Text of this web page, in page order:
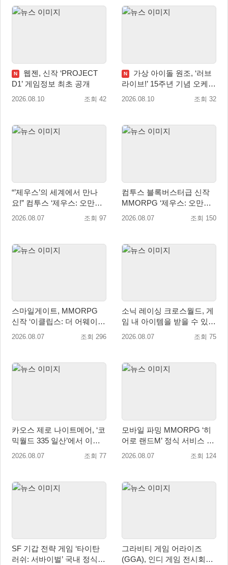
N
웹젠, 신작 ‘PROJECT
D1’ 게임정보 최초 공개
2026.08.10 조회 42
N
가상 아이돌 원조, ‘러브
라이브!’ 15주년 기념 오케스
트라 콘서트 10월 5일 서울
2026.08.10 조회 32
“’제우스’의 세계에서 만나
요!” 컴투스 ‘제우스: 오만의
신’ 쇼케이스 찾은 배우 박지
2026.08.07 조회 97
컴투스 블록버스터급 신작
MMORPG ‘제우스: 오만의
신’, 8월 26일 출시!
2026.08.07 조회 150
스마일게이트, MMORPG
신작 ‘이클립스: 더 어웨이크
닝’ 9월 10일 론칭!
2026.08.07 조회 296
소닉 레이싱 크로스월드, 게
임 내 아이템을 받을 수 있는
‘레전드 대회 라운드 7’ 개최!
2026.08.07 조회 75
카오스 제로 나이트메어, ‘코
믹월드 335 일산’에서 이용
자 소통 예고
2026.08.07 조회 77
모바일 파밍 MMORPG ‘히
어로 랜드M’ 정식 서비스 돌
입
2026.08.07 조회 124
SF 기갑 전략 게임 ‘타이탄
러쉬: 서바이벌’ 국내 정식
그라비티 게임 어라이즈
(GGA), 인디 게임 전시회